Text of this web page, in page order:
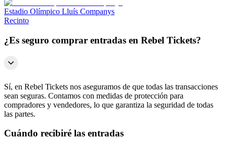
Estadio Olímpico Lluís Companys
Recinto
¿Es seguro comprar entradas en Rebel Tickets?
Sí, en Rebel Tickets nos aseguramos de que todas las transacciones
sean seguras. Contamos con medidas de protección para
compradores y vendedores, lo que garantiza la seguridad de todas
las partes.
Cuándo recibiré las entradas